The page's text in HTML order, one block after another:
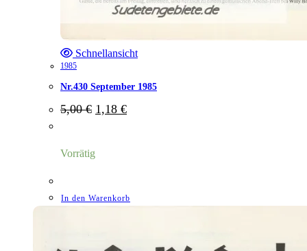
Schnellansicht
1985
Nr.430 September 1985
5,00€ Ursprünglicher
Preis
1,18 €Aktueller
Vorrätig
In den Warenkorb